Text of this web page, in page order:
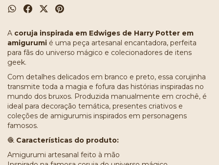
A coruja inspirada em Edwiges de Harry Potter em
amigurumi é uma peça artesanal encantadora, perfeita
para fãs do universo mágico e colecionadores de itens
geek.
Com detalhes delicados em branco e preto, essa corujinha
transmite toda a magia e fofura das histórias inspiradas no
mundo dos bruxos. Produzida manualmente em crochê, é
ideal para decoração temática, presentes criativos e
coleções de amigurumis inspirados em personagens
famosos.
🧶 Características do produto:
Amigurumi artesanal feito à mão